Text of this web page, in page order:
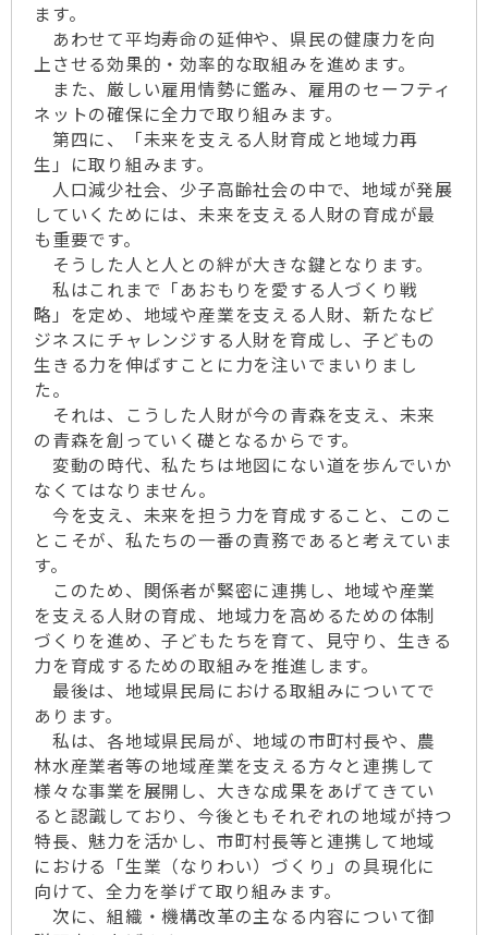
ます。
あわせて平均寿命の延伸や、県民の健康力を向
上させる効果的・効率的な取組みを進めます。
また、厳しい雇用情勢に鑑み、雇用のセーフティ
ネットの確保に全力で取り組みます。
第四に、「未来を支える人財育成と地域力再
生」に取り組みます。
人口減少社会、少子高齢社会の中で、地域が発展
していくためには、未来を支える人財の育成が最
も重要です。
そうした人と人との絆が大きな鍵となります。
私はこれまで「あおもりを愛する人づくり戦
略」を定め、地域や産業を支える人財、新たなビ
ジネスにチャレンジする人財を育成し、子どもの
生きる力を伸ばすことに力を注いでまいりまし
た。
それは、こうした人財が今の青森を支え、未来
の青森を創っていく礎となるからです。
変動の時代、私たちは地図にない道を歩んでいか
なくてはなりません。
今を支え、未来を担う力を育成すること、このこ
とこそが、私たちの一番の責務であると考えていま
す。
このため、関係者が緊密に連携し、地域や産業
を支える人財の育成、地域力を高めるための体制
づくりを進め、子どもたちを育て、見守り、生きる
力を育成するための取組みを推進します。
最後は、地域県民局における取組みについてで
あります。
私は、各地域県民局が、地域の市町村長や、農
林水産業者等の地域産業を支える方々と連携して
様々な事業を展開し、大きな成果をあげてきてい
ると認識しており、今後ともそれぞれの地域が持つ
特長、魅力を活かし、市町村長等と連携して地域
における「生業（なりわい）づくり」の具現化に
向けて、全力を挙げて取り組みます。
次に、組織・機構改革の主なる内容について御